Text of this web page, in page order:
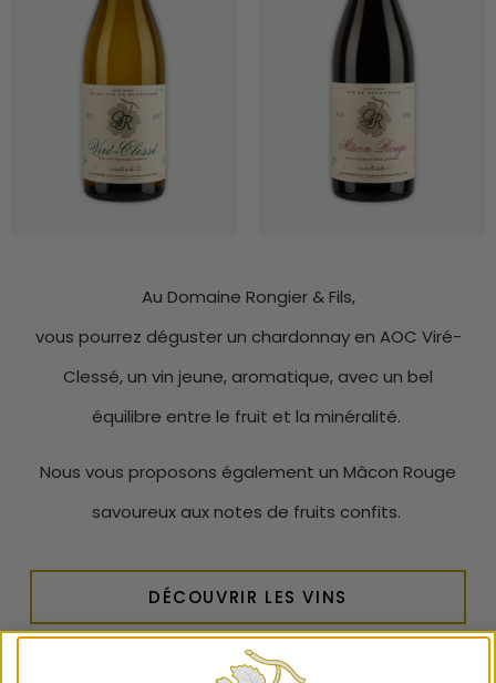
Au Domaine Rongier & Fils,
vous pourrez déguster un chardonnay en AOC Viré-
Clessé, un vin jeune, aromatique, avec un bel
équilibre entre le fruit et la minéralité.
Nous vous proposons également un Mâcon Rouge
savoureux aux notes de fruits confits.
DÉCOUVRIR LES VINS
LA BOUTIQUE